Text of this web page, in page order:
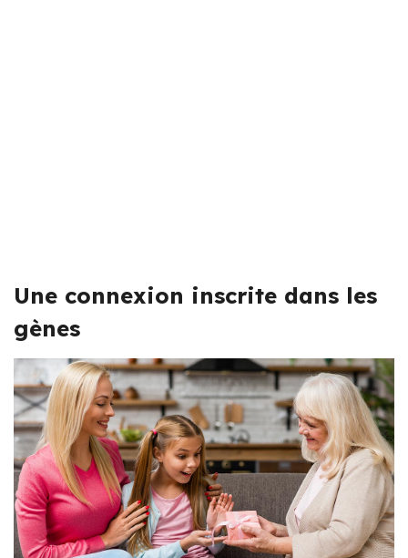
Une connexion inscrite dans les
gènes